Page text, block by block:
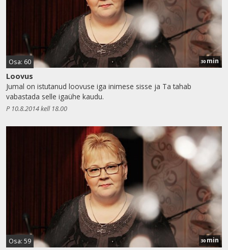
Osa: 60 30 min
Loovus
Jumal on istutanud loovuse iga inimese sisse ja Ta tahab
vabastada selle igaühe kaudu.
P 10.8.2014 kell 18.00
Osa: 59 30 min